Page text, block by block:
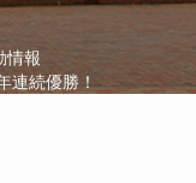
情報
連続優勝！